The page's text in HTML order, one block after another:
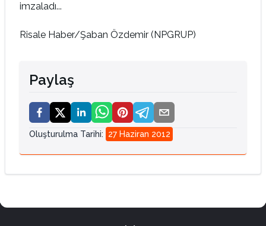
imzaladı...
Risale Haber/Şaban Özdemir (NPGRUP)
Paylaş
Oluşturulma Tarihi: 27 Haziran 2012